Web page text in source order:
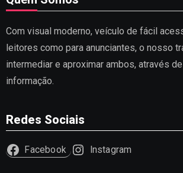
Com visual moderno, veículo de fácil
leitores como para anunciantes, o nosso
intermediar e aproximar ambos, através
informação.
Redes Sociais
Facebook Instagram